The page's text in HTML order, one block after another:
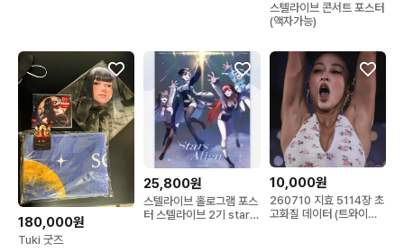
스텔라이브 콘서트 포스터
(액자가능)
180,000원
Tuki 굿즈
25,800원
스텔라이브 홀로그램 포스
터 스텔라이브 2기 stars
10,000원
260710 지효 5114장 초
고화질 데이터 (트와이스